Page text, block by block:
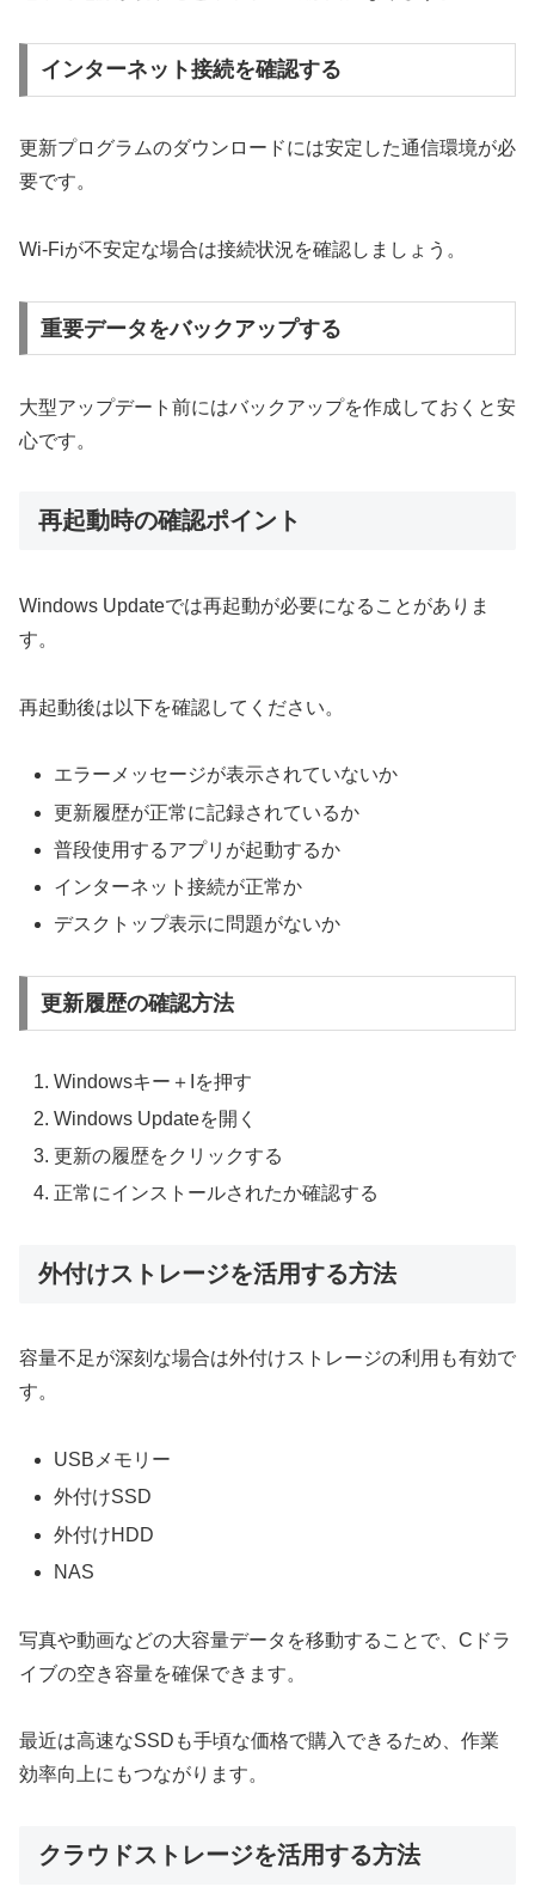
インターネット接続を確認する
更新プログラムのダウンロードには安定した通信環境が必
要です。
Wi-Fiが不安定な場合は接続状況を確認しましょう。
重要データをバックアップする
大型アップデート前にはバックアップを作成しておくと安
心です。
再起動時の確認ポイント
Windows Updateでは再起動が必要になることがありま
す。
再起動後は以下を確認してください。
エラーメッセージが表示されていないか
更新履歴が正常に記録されているか
普段使用するアプリが起動するか
インターネット接続が正常か
デスクトップ表示に問題がないか
更新履歴の確認方法
Windowsキー＋Iを押す
Windows Updateを開く
更新の履歴をクリックする
正常にインストールされたか確認する
外付けストレージを活用する方法
容量不足が深刻な場合は外付けストレージの利用も有効で
す。
USBメモリー
外付けSSD
外付けHDD
NAS
写真や動画などの大容量データを移動することで、Cドラ
イブの空き容量を確保できます。
最近は高速なSSDも手頃な価格で購入できるため、作業
効率向上にもつながります。
クラウドストレージを活用する方法